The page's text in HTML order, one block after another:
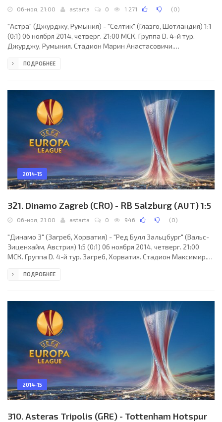
06-ноя, 21:00 astarta 0 1 271 (0)
"Астра" (Джурджу, Румыния) - "Селтик" (Глазго, Шотландия) 1:1
(0:1) 06 ноября 2014, четверг. 21:00 МСК. Группа D. 4-й тур.
Джурджу, Румыния. Стадион Марин Анастасовичи.
обл., Украина), Сергей Беккер (Украина), Владимир Володин
Юссеф, Жуанзинью (Вильям, 46), Вассилиос Пляцикас, Венсан
Лабан, Габриэль Эначе, Сейду Яхайа
ПОДРОБНЕЕ
2014-15
321. Dinamo Zagreb (CRO) - RB Salzburg (AUT) 1:5
06-ноя, 21:00 astarta 0 946 (0)
"Динамо З" (Загреб, Хорватия) - "Ред Булл Зальцбург" (Вальс-
Зиценхайм, Австрия) 1:5 (0:1) 06 ноября 2014, четверг. 21:00
МСК. Группа D. 4-й тур. Загреб, Хорватия. Стадион Максимир.
Греция), Михаэл Карсиотис (Греция), Христос Балтас (Греция).
Ариян Адеми, Домагой Антолич (к) (Франко Андрияшевич, 69),
Марсело Брозович, Дуйе
ПОДРОБНЕЕ
2014-15
310. Asteras Tripolis (GRE) - Tottenham Hotspur